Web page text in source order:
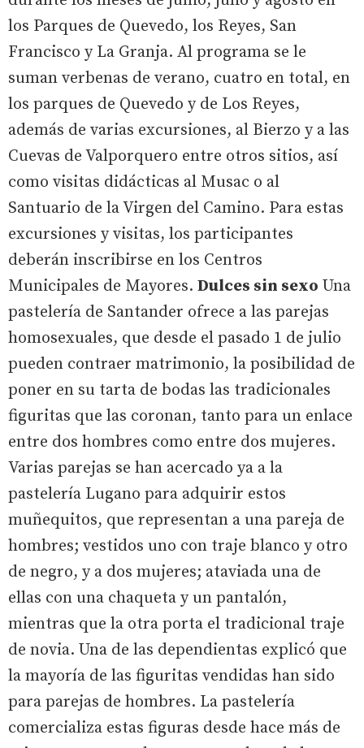
los Parques de Quevedo, los Reyes, San
Francisco y La Granja. Al programa se le
suman verbenas de verano, cuatro en total, en
los parques de Quevedo y de Los Reyes,
además de varias excursiones, al Bierzo y a las
Cuevas de Valporquero entre otros sitios, así
como visitas didácticas al Musac o al
Santuario de la Virgen del Camino. Para estas
excursiones y visitas, los participantes
deberán inscribirse en los Centros
Municipales de Mayores. Dulces sin sexo Una
pastelería de Santander ofrece a las parejas
homosexuales, que desde el pasado 1 de julio
pueden contraer matrimonio, la posibilidad de
poner en su tarta de bodas las tradicionales
figuritas que las coronan, tanto para un enlace
entre dos hombres como entre dos mujeres.
Varias parejas se han acercado ya a la
pastelería Lugano para adquirir estos
muñequitos, que representan a una pareja de
hombres; vestidos uno con traje blanco y otro
de negro, y a dos mujeres; ataviada una de
ellas con una chaqueta y un pantalón,
mientras que la otra porta el tradicional traje
de novia. Una de las dependientas explicó que
la mayoría de las figuritas vendidas han sido
para parejas de hombres. La pastelería
comercializa estas figuras desde hace más de